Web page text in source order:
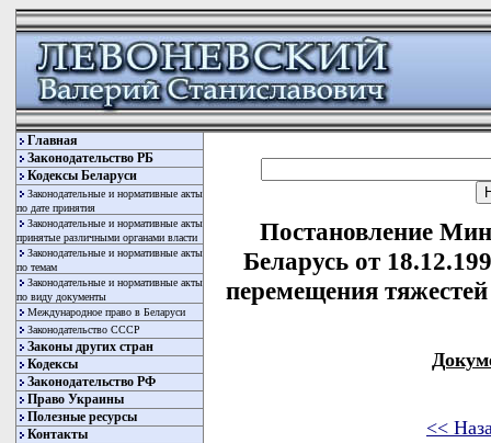
Главная
Законодательство РБ
Кодексы Беларуси
Законодательные и нормативные акты
по дате принятия
Законодательные и нормативные акты
принятые различными органами власти
Законодательные и нормативные акты
по темам
Законодательные и нормативные акты
по виду документы
Международное право в Беларуси
Законодательство СССР
Законы других стран
Кодексы
Законодательство РФ
Право Украины
Полезные ресурсы
Контакты
Постановление
Беларусь от
перемещения
<<